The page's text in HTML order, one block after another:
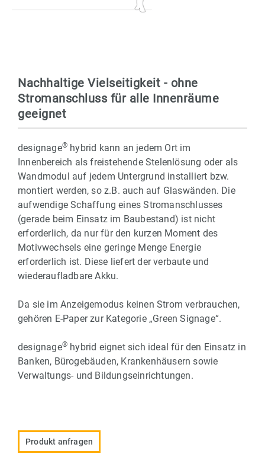
Nachhaltige Vielseitigkeit - ohne
Stromanschluss für alle Innenräume
geeignet
designage® hybrid kann an jedem Ort im
Innenbereich als freistehende Stelenlösung oder als
Wandmodul auf jedem Untergrund installiert bzw.
montiert werden, so z.B. auch auf Glaswänden. Die
aufwendige Schaffung eines Stromanschlusses
(gerade beim Einsatz im Baubestand) ist nicht
erforderlich, da nur für den kurzen Moment des
Motivwechsels eine geringe Menge Energie
erforderlich ist. Diese liefert der verbaute und
wiederaufladbare Akku.
Da sie im Anzeigemodus keinen Strom verbrauchen,
gehören E-Paper zur Kategorie „Green Signage“.
designage® hybrid eignet sich ideal für den Einsatz in
Banken, Bürogebäuden, Krankenhäusern sowie
Verwaltungs- und Bildungseinrichtungen.
Produkt anfragen